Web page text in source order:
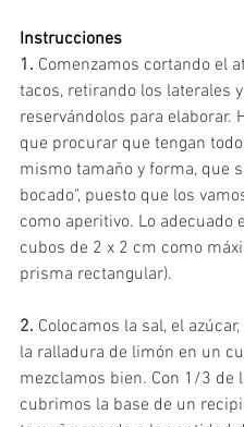
Instrucciones
1. Comenzamos cortando el
tacos, retirando los laterales y
reservándolos para elaborar.
que procurar que tengan
mismo tamaño y forma, que
bocado", puesto que los
como aperitivo. Lo adecuado
cubos de 2 x 2 cm como
prisma rectangular).
2. Colocamos la sal, el
la ralladura de limón en un
mezclamos bien. Con 1/3 de
cubrimos la base de un